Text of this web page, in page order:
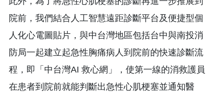
院前，我們結合人工智慧遠距診斷平台及便捷型個
人化心電圖貼片，與中台灣地區包括台中與南投消
防局一起建立起急性胸痛病人到院前的快速診斷流
程，即「中台灣AI 救心網」，使第一線的消救護員
在患者到院前就能判斷出急性心肌梗塞並通知醫